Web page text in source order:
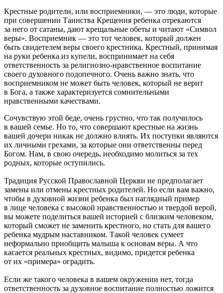
Крестные родители, или восприемники, — это люди, которые
при совершении Таинства Крещения ребенка отрекаются
за него от сатаны, дают крещальные обеты и читают «Символ
веры». Восприемник — это тот человек, который должен
быть свидетелем веры своего крестника. Крестный, принимая
на руки ребенка из купели, воспринимает на себя
ответственность за религиозно-нравственное воспитание
своего духовного подопечного. Очень важно знать, что
восприемником не может быть человек, который не верит
в Бога, а также характеризуется сомнительными
нравственными качествами.
Сочувствую этой беде, очень грустно, что так получилось
в вашей семье. Но то, что совершают крестные на жизнь
вашей дочери никак не должно влиять. Их поступки являются
их личными грехами, за которые они ответственны перед
Богом. Нам, в свою очередь, необходимо молиться за тех
родных, которые оступились.
Традиция Русской Православной Церкви не предполагает
замены или отмены крестных родителей. Но если вам важно,
чтобы в духовной жизни ребенка был наглядный пример
в лице человека с высокой нравственностью и твердой верой,
вы можете поделиться вашей историей с близким человеком,
который сможет не заменить крестного, но стать для вашего
ребенка мудрым наставником. Такой человек сумеет
неформально приобщить малыша к основам веры. А что
касается реальных крестных, видимо, придется ребенка
от их «примера» оградить.
Если же такого человека в вашем окружении нет, тогда
ответственность за духовное воспитание полностью ложится